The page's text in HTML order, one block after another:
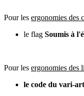
Pour les ergonomies des
le flag Soumis à
Pour les ergonomies des
le code du vari-